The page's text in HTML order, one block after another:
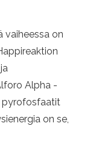
vaiheessa on
Alpha -
pyrofosfaatit
on se,